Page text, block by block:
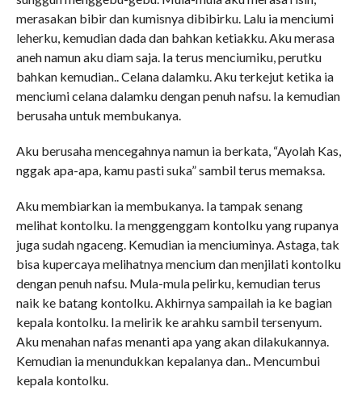
merasakan bibir dan kumisnya dibibirku. Lalu ia menciumi
leherku, kemudian dada dan bahkan ketiakku. Aku merasa
aneh namun aku diam saja. Ia terus menciumiku, perutku
bahkan kemudian.. Celana dalamku. Aku terkejut ketika ia
menciumi celana dalamku dengan penuh nafsu. Ia kemudian
berusaha untuk membukanya.
Aku berusaha mencegahnya namun ia berkata, “Ayolah Kas,
nggak apa-apa, kamu pasti suka” sambil terus memaksa.
Aku membiarkan ia membukanya. Ia tampak senang
melihat kontolku. Ia menggenggam kontolku yang rupanya
juga sudah ngaceng. Kemudian ia menciuminya. Astaga, tak
bisa kupercaya melihatnya mencium dan menjilati kontolku
dengan penuh nafsu. Mula-mula pelirku, kemudian terus
naik ke batang kontolku. Akhirnya sampailah ia ke bagian
kepala kontolku. Ia melirik ke arahku sambil tersenyum.
Aku menahan nafas menanti apa yang akan dilakukannya.
Kemudian ia menundukkan kepalanya dan.. Mencumbui
kepala kontolku.